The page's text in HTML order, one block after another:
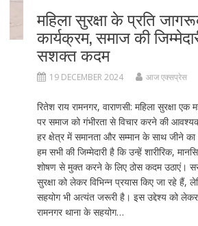
महिला सुरक्षा के प्रति
कार्यक्रम, समाज की
सशक्त कदम
19 DECEMBER 2024 आज एक्सप्रेस
रितेश राय रामनगर, वाराणसी: महिला सुरक्षा एक
पर समाज को गंभीरता से विचार करने की
हर क्षेत्र में समानता और सम्मान के साथ जीने
हम सभी की जिम्मेदारी है कि उन्हें शारीरिक,
शोषण से मुक्त करने के लिए ठोस कदम उठाएं।
सुरक्षा को लेकर विभिन्न प्रयास किए जा रहे
सहयोग भी अत्यंत जरूरी है। इस उद्देश्य को
रामनगर थाना के सहयोग…